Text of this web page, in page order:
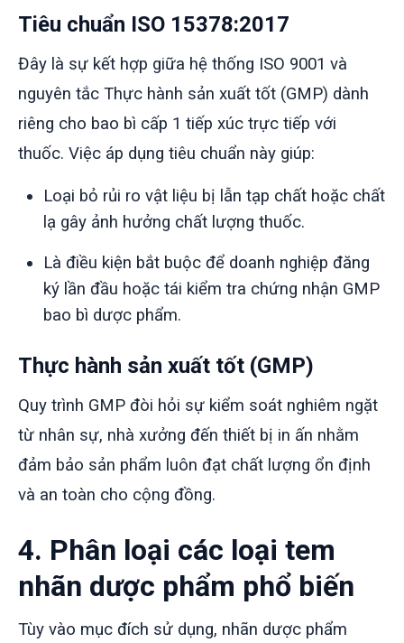
Tiêu chuẩn ISO 15378:2017
Đây là sự kết hợp giữa hệ thống ISO 9001 và
nguyên tắc Thực hành sản xuất tốt (GMP) dành
riêng cho bao bì cấp 1 tiếp xúc trực tiếp với
thuốc. Việc áp dụng tiêu chuẩn này giúp:
Loại bỏ rủi ro vật liệu bị lẫn tạp chất hoặc chất
lạ gây ảnh hưởng chất lượng thuốc.
Là điều kiện bắt buộc để doanh nghiệp đăng
ký lần đầu hoặc tái kiểm tra chứng nhận GMP
bao bì dược phẩm.
Thực hành sản xuất tốt (GMP)
Quy trình GMP đòi hỏi sự kiểm soát nghiêm ngặt
từ nhân sự, nhà xưởng đến thiết bị in ấn nhằm
đảm bảo sản phẩm luôn đạt chất lượng ổn định
và an toàn cho cộng đồng.
4. Phân loại các loại tem
nhãn dược phẩm phổ biến
Tùy vào mục đích sử dụng, nhãn dược phẩm